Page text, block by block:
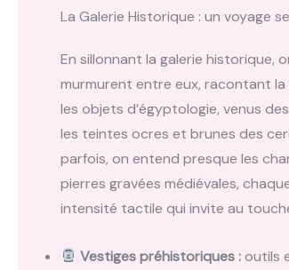
La Galerie Historique : un voyage
En sillonnant la galerie historique,
murmurent entre eux, racontant la
les objets d’égyptologie, venus
les teintes ocres et brunes des
parfois, on entend presque les
pierres gravées médiévales,
intensité tactile qui invite au
Vestiges préhistoriques :outils